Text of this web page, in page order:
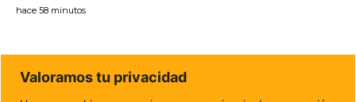
hace 58 minutos